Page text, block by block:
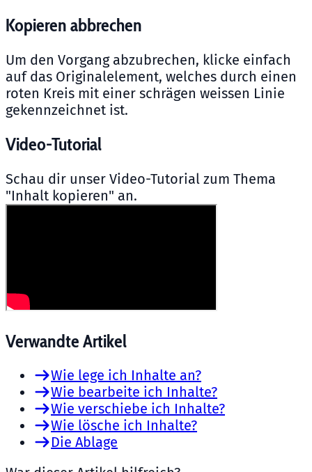
Kopieren abbrechen
Um den Vorgang abzubrechen, klicke einfach
auf das Originalelement, welches durch einen
roten Kreis mit einer schrägen weissen Linie
gekennzeichnet ist.
Video-Tutorial
Schau dir unser Video-Tutorial zum Thema
"Inhalt kopieren" an.
Verwandte Artikel
Wie lege ich Inhalte an?
Wie bearbeite ich Inhalte?
Wie verschiebe ich Inhalte?
Wie lösche ich Inhalte?
Die Ablage